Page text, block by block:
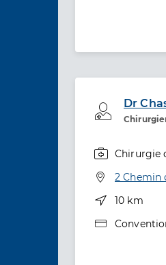
Dr
Chirurgie
Adresse
2 Chemin
Distance
10 km
Type de